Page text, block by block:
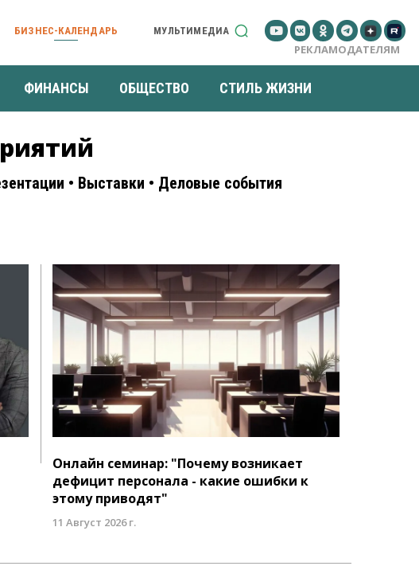
БИЗНЕС-КАЛЕНДАРЬ МУЛЬТИМЕДИА
РЕКЛАМОДАТЕЛЯМ
ФИНАНСЫ ОБЩЕСТВО СТИЛЬ ЖИЗНИ
• Выставки • Деловые события
Онлайн семинар: "Почему возникает
дефицит персонала - какие ошибки к
этому приводят"
11 Август 2026 г.